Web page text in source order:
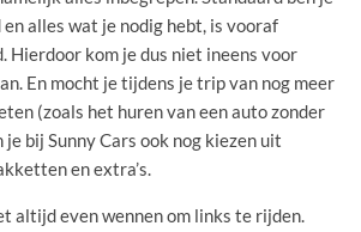
alles wat je nodig hebt, is vooraf
Hierdoor kom je dus niet ineens voor
En mocht je tijdens je trip van nog meer
(zoals het huren van een auto zonder
bij Sunny Cars ook nog kiezen uit
en extra’s.
altijd even wennen om links te rijden.